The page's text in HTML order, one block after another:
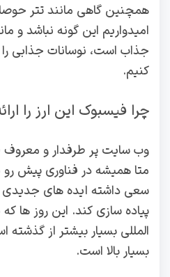
همچنین گاهی مانند تتر
امیدواریم این گونه نباشد و
جذاب است، نوسانات جذابی
کنیم.
چرا فیسبوک این ارز را
وب سایت پر طرفدار و
متا همیشه در فناوری پیش
سعی داشته ایده های جدیدی
پیاده سازی کند. این روز ها که
المللی بسیار بیشتر از
بسیار بالا است.